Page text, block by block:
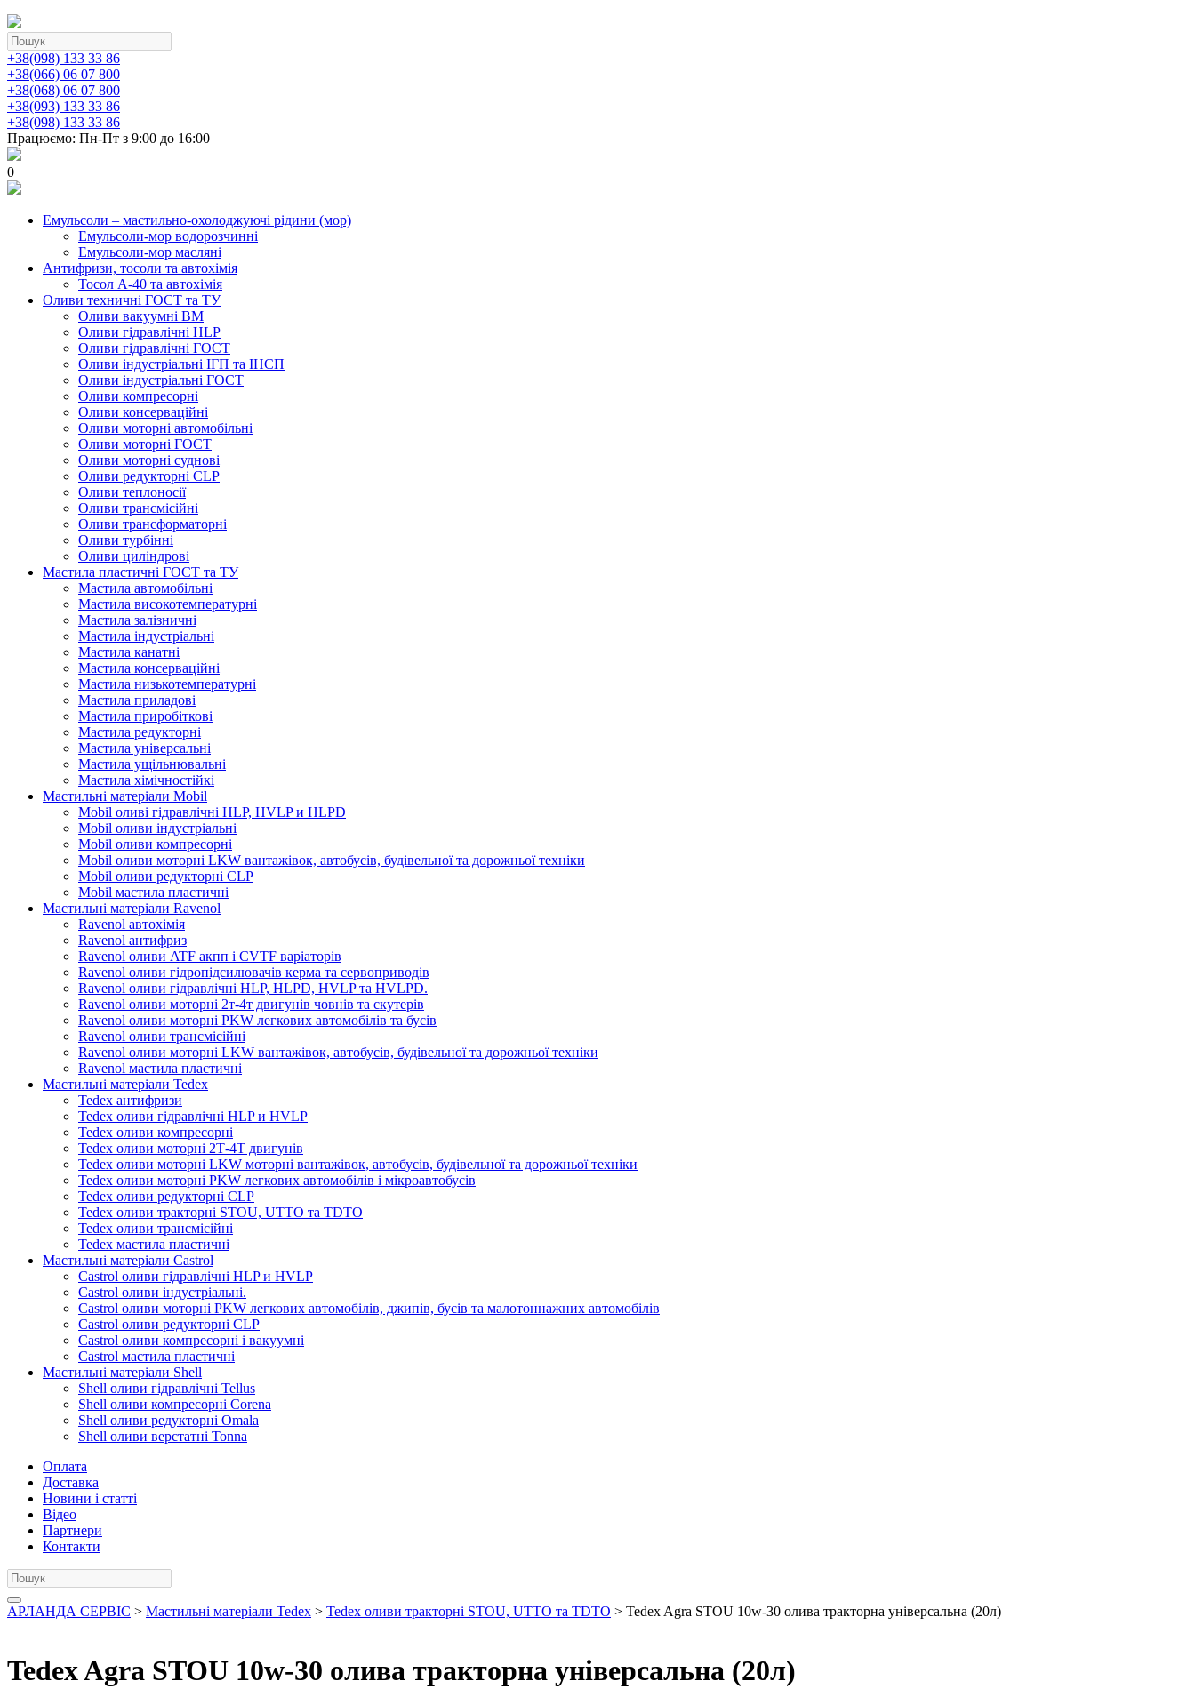
+38(098) 133 33 86
+38(066) 06 07 800
+38(068) 06 07 800
+38(093) 133 33 86
+38(098) 133 33 86
Працюємо: Пн-Пт з 9:00 до 16:00
0
Емульсоли – мастильно-охолоджуючі рідини (мор)
Емульсоли-мор водорозчинні
Емульсоли-мор масляні
Антифризи, тосоли та автохімія
Тосол А-40 та автохімія
Оливи техничні ГОСТ та ТУ
Оливи вакуумні ВМ
Оливи гідравлічні HLP
Оливи гідравлічні ГОСТ
Оливи індустріальні ІГП та ІНСП
Оливи індустріальні ГОСТ
Оливи компресорні
Оливи консерваційні
Оливи моторні автомобільні
Оливи моторні ГОСТ
Оливи моторні суднові
Оливи редукторні CLP
Оливи теплоносії
Оливи трансмісійні
Оливи трансформаторні
Оливи турбінні
Оливи циліндрові
Мастила пластичні ГОСТ та ТУ
Мастила автомобільні
Мастила високотемпературні
Мастила залізничні
Мастила індустріальні
Мастила канатні
Мастила консерваційні
Мастила низькотемпературні
Мастила приладові
Мастила приробіткові
Мастила редукторні
Мастила універсальні
Мастила ущільнювальні
Мастила хімічностійкі
Мастильні матеріали Mobil
Mobil оливі гідравлічні HLP, HVLP и HLPD
Mobil оливи індустріальні
Mobil оливи компресорні
Mobil оливи моторні LKW вантажівок, автобусів, будівельної та дорожньої техніки
Mobil оливи редукторні CLP
Mobil мастила пластичні
Мастильні матеріали Ravenol
Ravenol автохімія
Ravenol антифриз
Ravenol оливи ATF акпп і CVTF варіаторів
Ravenol оливи гідропідсилювачів керма та сервоприводів
Ravenol оливи гідравлічні HLP, HLPD, HVLP та HVLPD.
Ravenol оливи моторні 2т-4т двигунів човнів та скутерів
Ravenol оливи моторні PKW легкових автомобілів та бусів
Ravenol оливи трансмісійні
Ravenol оливи моторні LKW вантажівок, автобусів, будівельної та дорожньої техніки
Ravenol мастила пластичні
Мастильні матеріали Tedex
Tedex антифризи
Tedex оливи гідравлічні HLP и HVLP
Tedex оливи компресорні
Tedex оливи моторні 2Т-4Т двигунів
Tedex оливи моторні LKW моторні вантажівок, автобусів, будівельної та дорожньої техніки
Tedex оливи моторні PKW легкових автомобілів і мікроавтобусів
Tedex оливи редукторні CLP
Tedex оливи тракторні STOU, UTTO та TDTO
Tedex оливи трансмісійні
Tedex мастила пластичні
Мастильні матеріали Castrol
Castrol оливи гідравлічні HLP и HVLP
Castrol оливи індустріальні.
Castrol оливи моторні PKW легкових автомобілів, джипів, бусів та малотоннажних автомобілів
Castrol оливи редукторні CLP
Castrol оливи компресорні і вакуумні
Castrol мастила пластичні
Мастильні матеріали Shell
Shell оливи гідравлічні Tellus
Shell оливи компресорні Corena
Shell оливи редукторні Omala
Shell оливи верстатні Tonna
Оплата
Доставка
Новини і статті
Відео
Партнери
Контакти
АРЛАНДА СЕРВІС > Мастильні матеріали Tedex > Tedex оливи тракторні STOU, UTTO та TDTO > Tedex Agra STOU 10w-30 олива тракторна універсальна (20л)
Tedex Agra STOU 10w-30 олива тракторна універсальна (20л)